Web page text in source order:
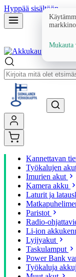
Hyppää sisältöön
Kannettavan
Työkalujen
Imurien akut
Kamera akku
Laturit ja
Paristot
Radio-
Li-ion
Lyijyakut
Taskulamput
Power Bank
Työkaluja
Mukauta